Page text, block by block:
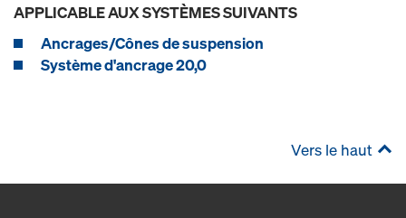
APPLICABLE AUX SYSTÈMES SUIVANTS
Ancrages/Cônes de suspension
Système d'ancrage 20,0
Vers le haut